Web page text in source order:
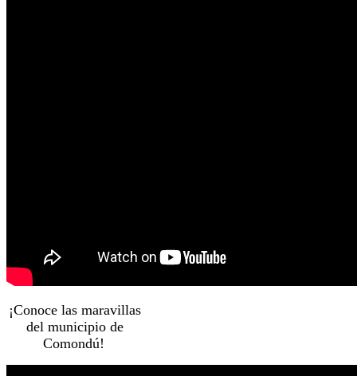
¡Conoce las maravillas
del municipio de
Comondú!